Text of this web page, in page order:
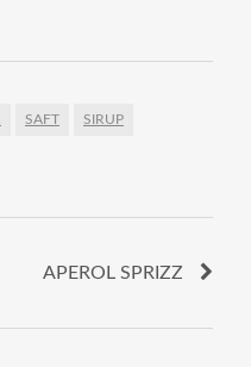
SAFT SIRUP
APEROL SPRIZZ